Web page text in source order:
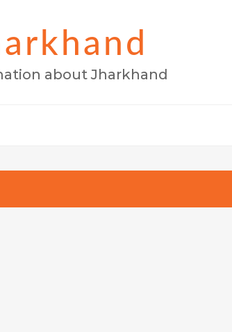
about Jharkhand